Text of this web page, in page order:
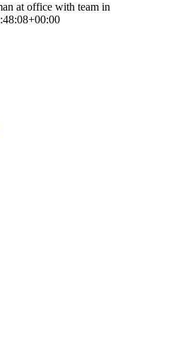
at office with team in